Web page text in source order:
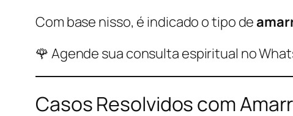
Com base nisso, é indicado o tipo de
🌹 Agende sua consulta espiritual no
Casos Resolvidos com